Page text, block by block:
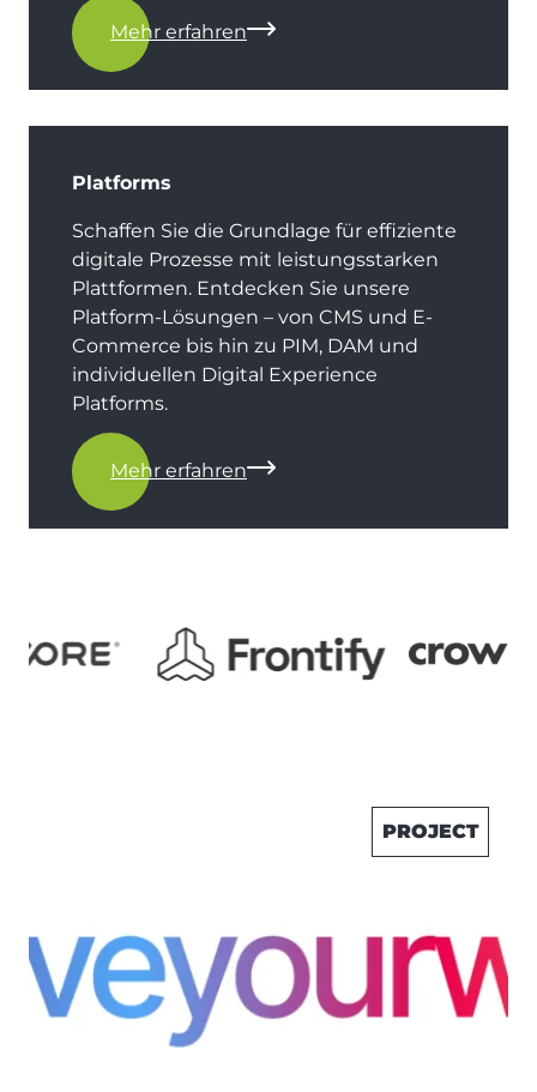
Mehr erfahren
Platforms
Schaffen Sie die Grundlage für effiziente
digitale Prozesse mit leistungsstarken
Plattformen. Entdecken Sie unsere
Platform-Lösungen – von CMS und E-
Commerce bis hin zu PIM, DAM und
individuellen Digital Experience
Platforms.
Mehr erfahren
PROJECT